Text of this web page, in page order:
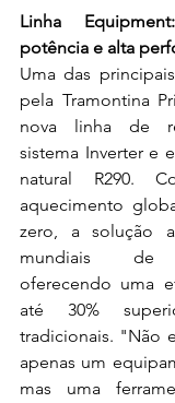
Linha
potência e alta
Uma das
pela Tramontina
nova linha de
sistema Inverter e
natural R290.
aquecimento
zero, a solução
mundiais de
oferecendo uma
até 30%
tradicionais. "Não
apenas um
mas uma